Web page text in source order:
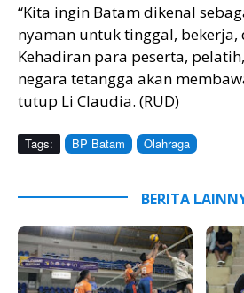
“Kita ingin Batam dikenal
nyaman untuk tinggal,
Kehadiran para peserta,
negara tetangga akan
tutup Li Claudia. (RUD)
Tags: BP Batam Olahraga
BERITA